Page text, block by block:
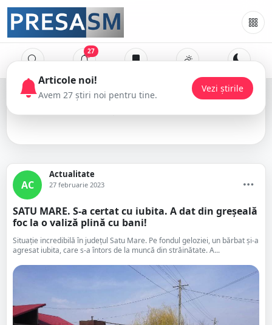
27
bani
AC
Actualitate
27 februarie 2023
SATU MARE. S-a certat cu iubita. A dat din greșeală
foc la o valiză plină cu bani!
Situație incredibilă în județul Satu Mare. Pe fondul geloziei, un bărbat și-a
agresat iubita, care s-a întors de la muncă din străinătate. A...
Articole noi!
Avem 27 știri noi pentru tine.
Vezi știrile